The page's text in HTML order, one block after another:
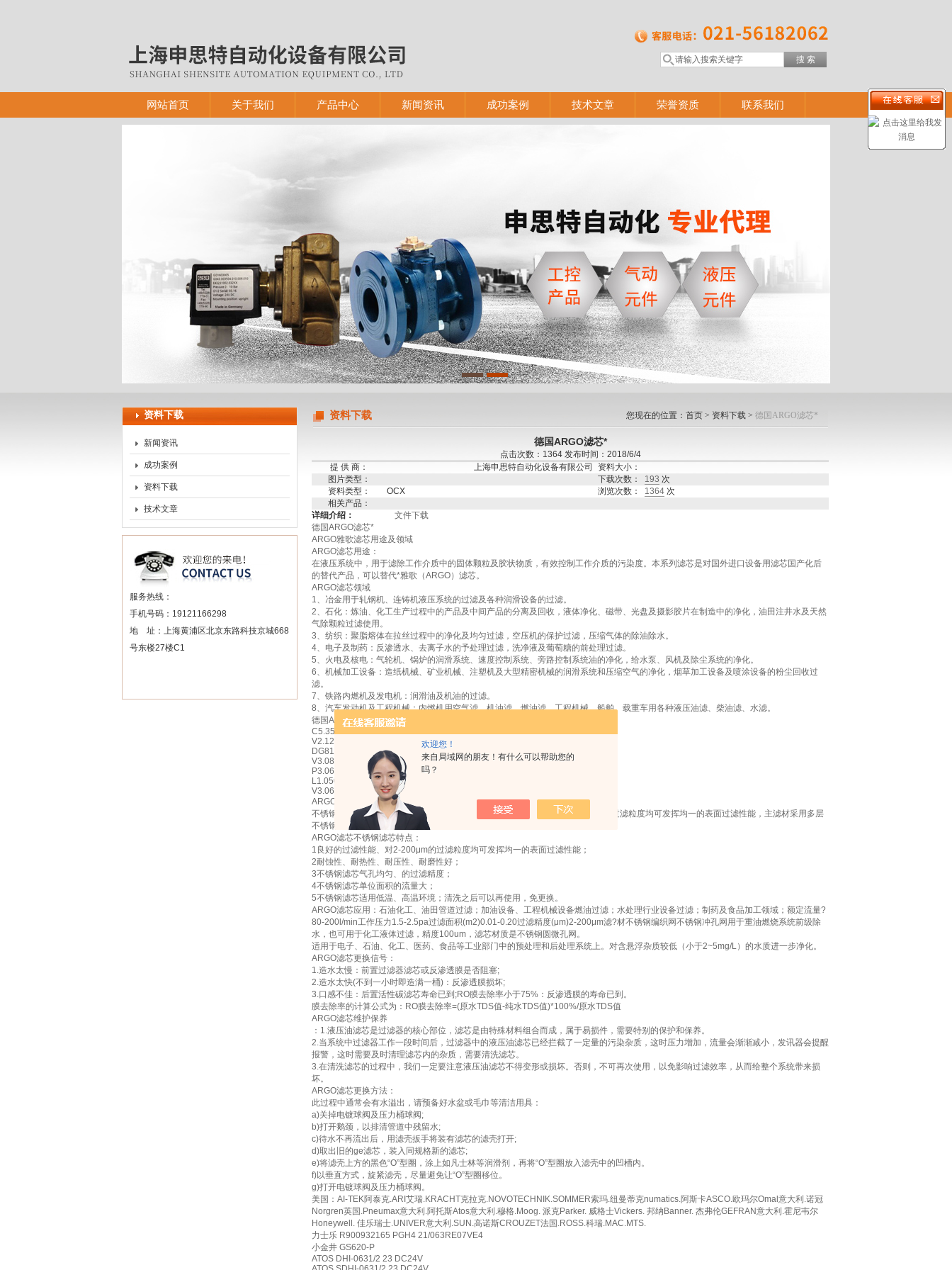
欢迎您！
来自局域网的朋友！有什么可以帮助您的
吗？
上海申思特自动化设备有限公司
网站首页 关于我们 产品中心 新闻资讯 成功案例 技术文章 荣誉资质 联系我们
资料下载
新闻资讯
成功案例
资料下载
技术文章
服务热线：
手机号码：19121166298
地 址：上海黄浦区北京东路科技京城668
号东楼27楼C1
资料下载 您现在的位置： 首页 > 资料下载 > 德国ARGO滤芯*
德国ARGO滤芯*
点击次数：1364 发布时间：2018/6/4
提 供 商：
上海申思特自动化设备有限公司
资料大小：
图片类型：
下载次数： 193 次
资料类型：
OCX 浏览次数： 1364 次
相关产品：
详细介绍：
文件下载
德国ARGO滤芯*
ARGO雅歌滤芯用途及领域
ARGO滤芯用途：
在液压系统中，用于滤除工作介质中的固体颗粒及胶状物质，有效控制工作介质的污染度。本系列滤芯是对国外进口设备用滤芯国产化后
的替代产品，可以替代*雅歌（ARGO）滤芯。
ARGO滤芯领域
1、冶金用于轧钢机、连铸机液压系统的过滤及各种润滑设备的过滤。
2、石化：炼油、化工生产过程中的产品及中间产品的分离及回收，液体净化、磁带、光盘及摄影胶片在制造中的净化，油田注井水及天然
气除颗粒过滤使用。
3、纺织：聚脂熔体在拉丝过程中的净化及均匀过滤，空压机的保护过滤，压缩气体的除油除水。
4、电子及制药：反渗透水、去离子水的予处理过滤，洗净液及葡萄糖的前处理过滤。
5、火电及核电：气轮机、锅炉的润滑系统、速度控制系统、旁路控制系统油的净化，给水泵、风机及除尘系统的净化。
6、机械加工设备：造纸机械、矿业机械、注塑机及大型精密机械的润滑系统和压缩空气的净化，烟草加工设备及喷涂设备的粉尘回收过
滤。
7、铁路内燃机及发电机：润滑油及机油的过滤。
8、汽车发动机及工程机械：内燃机用空气滤、机油滤、燃油滤、工程机械、船舶、载重车用各种液压油滤、柴油滤、水滤。
德国ARGO滤芯*：
C5.3529-50
V2.1217-36
DG815-02
V3.0833-06
P3.0620-51
L1.0503-00
V3.0623-06
ARGO滤芯不锈钢滤芯
不锈钢滤芯(StainlessSteelfilter)[1]，具有很好的良好的过滤性能、对2-200μm的过滤粒度均可发挥均一的表面过滤性能，主滤材采用多层
不锈钢烧结网，过滤精度为0.5-200μm，其外形尺寸可按用户要求加工。
ARGO滤芯不锈钢滤芯特点：
1良好的过滤性能、对2-200μm的过滤粒度均可发挥均一的表面过滤性能；
2耐蚀性、耐热性、耐压性、耐磨性好；
3不锈钢滤芯气孔均匀、的过滤精度；
4不锈钢滤芯单位面积的流量大；
5不锈钢滤芯适用低温、高温环境；清洗之后可以再使用，免更换。
ARGO滤芯应用：石油化工、油田管道过滤；加油设备、工程机械设备燃油过滤；水处理行业设备过滤；制药及食品加工领域；额定流量?
80-200l/min工作压力1.5-2.5pa过滤面积(m2)0.01-0.20过滤精度(μm)2-200μm滤?材不锈钢编织网不锈钢冲孔网用于重油燃烧系统前级除
水，也可用于化工液体过滤，精度100um，滤芯材质是不锈钢圆微孔网。
适用于电子、石油、化工、医药、食品等工业部门中的预处理和后处理系统上。对含悬浮杂质较低（小于2~5mg/L）的水质进一步净化。
ARGO滤芯更换信号：
1.造水太慢：前置过滤器滤芯或反渗透膜是否阻塞;
2.造水太快(不到一小时即造满一桶)：反渗透膜损坏;
3.口感不佳：后置活性碳滤芯寿命已到;RO膜去除率小于75%：反渗透膜的寿命已到。
膜去除率的计算公式为：RO膜去除率=(原水TDS值-纯水TDS值)*100%/原水TDS值
ARGO滤芯维护保养
：1.液压油滤芯是过滤器的核心部位，滤芯是由特殊材料组合而成，属于易损件，需要特别的保护和保养。
2.当系统中过滤器工作一段时间后，过滤器中的液压油滤芯已经拦截了一定量的污染杂质，这时压力增加，流量会渐渐减小，发讯器会提醒
报警，这时需要及时清理滤芯内的杂质，需要清洗滤芯。
3.在清洗滤芯的过程中，我们一定要注意液压油滤芯不得变形或损坏。否则，不可再次使用，以免影响过滤效率，从而给整个系统带来损
坏。
ARGO滤芯更换方法：
此过程中通常会有水溢出，请预备好水盆或毛巾等清洁用具：
a)关掉电镀球阀及压力桶球阀;
b)打开鹅颈，以排清管道中残留水;
c)待水不再流出后，用滤壳扳手将装有滤芯的滤壳打开;
d)取出旧的ge滤芯，装入同规格新的滤芯;
e)将滤壳上方的黑色“O”型圈，涂上如凡士林等润滑剂，再将“O”型圈放入滤壳中的凹槽内。
f)以垂直方式，旋紧滤壳，尽量避免让“O”型圈移位。
g)打开电镀球阀及压力桶球阀。
美国：AI-TEK阿泰克.ARI艾瑞.KRACHT克拉克.NOVOTECHNIK.SOMMER索玛.纽曼蒂克numatics.阿斯卡ASCO.欧玛尔Omal意大利.诺冠
Norgren英国.Pneumax意大利.阿托斯Atos意大利.穆格.Moog. 派克Parker. 威格士Vickers. 邦纳Banner. 杰弗伦GEFRAN意大利.霍尼韦尔
Honeywell. 佳乐瑞士.UNIVER意大利.SUN.高诺斯CROUZET法国.ROSS.科瑞.MAC.MTS.
力士乐 R900932165 PGH4 21/063RE07VE4
小金井 GS620-P
ATOS DHI-0631/2 23 DC24V